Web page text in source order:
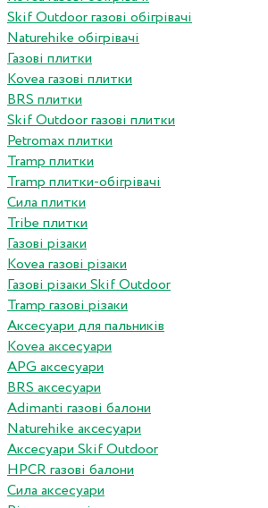
Skif Outdoor газові обігрівачі
Naturehike обігрівачі
Газові плитки
Kovea газові плитки
BRS плитки
Skif Outdoor газові плитки
Petromax плитки
Tramp плитки
Tramp плитки-обігрівачі
Сила плитки
Tribe плитки
Газові різаки
Kovea газові різаки
Газові різаки Skif Outdoor
Tramp газові різаки
Аксесуари для пальників
Kovea аксесуари
APG аксесуари
BRS аксесуари
Adimanti газові балони
Naturehike аксесуари
Аксесуари Skif Outdoor
HPCR газові балони
Сила аксесуари